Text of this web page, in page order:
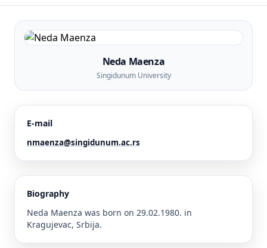
Neda Maenza
Singidunum University
E-mail
nmaenza@singidunum.ac.rs
Biography
Neda Maenza was born on 29.02.1980. in
Kragujevac, Srbija.